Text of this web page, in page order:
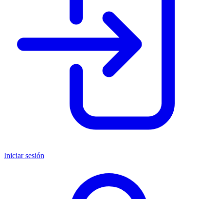
Iniciar sesión